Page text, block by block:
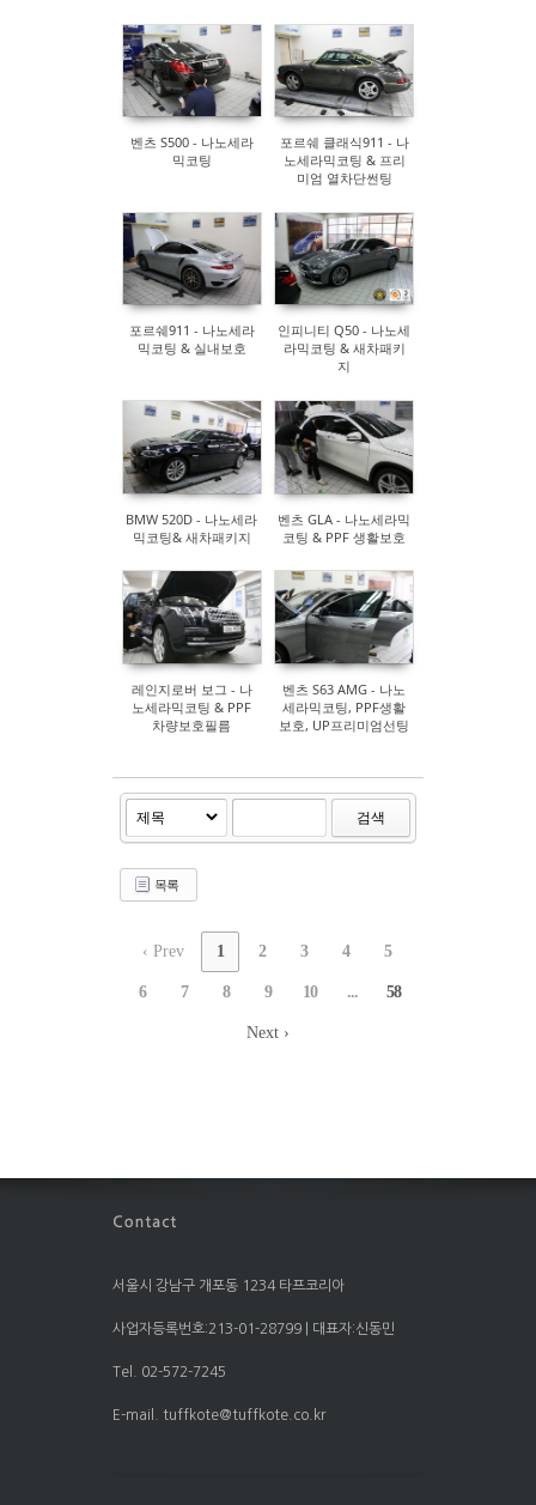
벤츠 S500 - 나노세라
믹코팅
포르쉐 클래식911 - 나
노세라믹코팅 & 프리
미엄 열차단썬팅
포르쉐911 - 나노세라
믹코팅 & 실내보호
인피니티 Q50 - 나노세
라믹코팅 & 새차패키
지
BMW 520D - 나노세라
믹코팅& 새차패키지
벤츠 GLA - 나노세라믹
코팅 & PPF 생활보호
레인지로버 보그 - 나
노세라믹코팅 & PPF
차량보호필름
벤츠 S63 AMG - 나노
세라믹코팅, PPF생활
보호, UP프리미엄선팅
검색
목록
‹ Prev 1 2 3 4 5
6 7 8 9 10 ... 58
Next ›
서울시 강남구 개포동 1234 타프코리아
사업자등록번호:213-01-28799 | 대표자:신동민
Tel. 02-572-7245
E-mail. tuffkote@tuffkote.co.kr